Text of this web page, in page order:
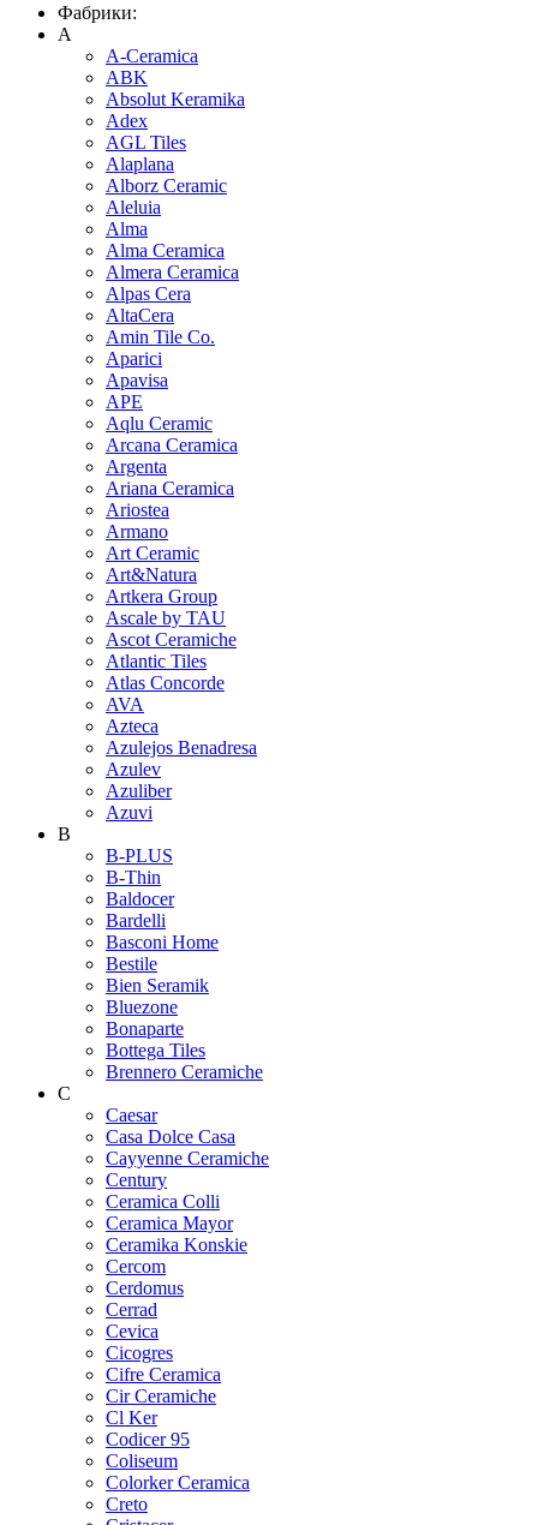
Фабрики:
A
A-Ceramica
ABK
Absolut Keramika
Adex
AGL Tiles
Alaplana
Alborz Ceramic
Aleluia
Alma
Alma Ceramica
Almera Ceramica
Alpas Cera
AltaCera
Amin Tile Co.
Aparici
Apavisa
APE
Aqlu Ceramic
Arcana Ceramica
Argenta
Ariana Ceramica
Ariostea
Armano
Art Ceramic
Art&Natura
Artkera Group
Ascale by TAU
Ascot Ceramiche
Atlantic Tiles
Atlas Concorde
AVA
Azteca
Azulejos Benadresa
Azulev
Azuliber
Azuvi
B
B-PLUS
B-Thin
Baldocer
Bardelli
Basconi Home
Bestile
Bien Seramik
Bluezone
Bonaparte
Bottega Tiles
Brennero Ceramiche
C
Caesar
Casa Dolce Casa
Cayyenne Ceramiche
Century
Ceramica Colli
Ceramica Mayor
Ceramika Konskie
Cercom
Cerdomus
Cerrad
Cevica
Cicogres
Cifre Ceramica
Cir Ceramiche
Cl Ker
Codicer 95
Coliseum
Colorker Ceramica
Creto